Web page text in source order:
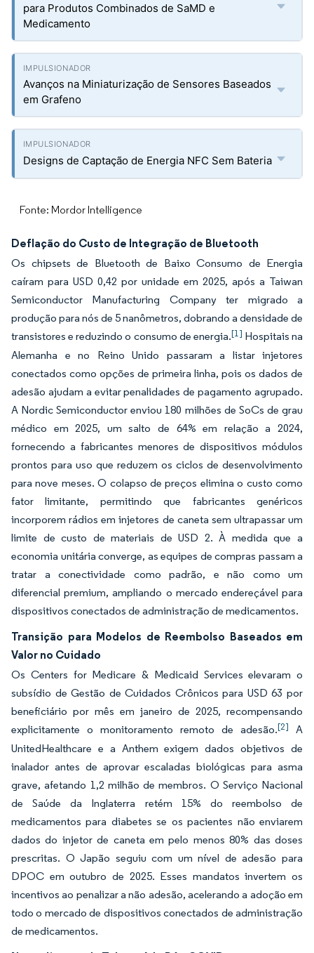
para Produtos Combinados de SaMD e
Medicamento
Avanços na Miniaturização de Sensores Baseados
em Grafeno
Designs de Captação de Energia NFC Sem Bateria
Fonte: Mordor Intelligence
Deflação do Custo de Integração de Bluetooth
Os chipsets de Bluetooth de Baixo Consumo de Energia
caíram para USD 0,42 por unidade em 2025, após a Taiwan
Semiconductor Manufacturing Company ter migrado a
produção para nós de 5 nanômetros, dobrando a densidade de
transistores e reduzindo o consumo de energia.[1] Hospitais na
Alemanha e no Reino Unido passaram a listar injetores
conectados como opções de primeira linha, pois os dados de
adesão ajudam a evitar penalidades de pagamento agrupado.
A Nordic Semiconductor enviou 180 milhões de SoCs de grau
médico em 2025, um salto de 64% em relação a 2024,
fornecendo a fabricantes menores de dispositivos módulos
prontos para uso que reduzem os ciclos de desenvolvimento
para nove meses. O colapso de preços elimina o custo como
fator limitante, permitindo que fabricantes genéricos
incorporem rádios em injetores de caneta sem ultrapassar um
limite de custo de materiais de USD 2. À medida que a
economia unitária converge, as equipes de compras passam a
tratar a conectividade como padrão, e não como um
diferencial premium, ampliando o mercado endereçável para
dispositivos conectados de administração de medicamentos.
Transição para Modelos de Reembolso Baseados em
Valor no Cuidado
Os Centers for Medicare & Medicaid Services elevaram o
subsídio de Gestão de Cuidados Crônicos para USD 63 por
beneficiário por mês em janeiro de 2025, recompensando
explicitamente o monitoramento remoto de adesão.[2]
A
UnitedHealthcare e a Anthem exigem dados objetivos de
inalador antes de aprovar escaladas biológicas para asma
grave, afetando 1,2 milhão de membros. O Serviço Nacional
de Saúde da Inglaterra retém 15% do reembolso de
medicamentos para diabetes se os pacientes não enviarem
dados do injetor de caneta em pelo menos 80% das doses
prescritas. O Japão seguiu com um nível de adesão para
DPOC em outubro de 2025. Esses mandatos invertem os
incentivos ao penalizar a não adesão, acelerando a adoção em
todo o mercado de dispositivos conectados de administração
de medicamentos.